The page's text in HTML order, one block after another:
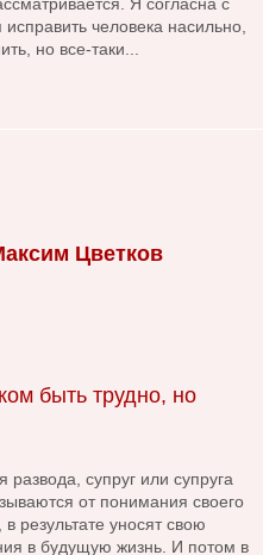
Я согласна с
человека насильно,
но все-таки...
Цветков
быть трудно, но
супруг или супруга
от понимания своего
результате уносят свою
в будущую жизнь. И потом в